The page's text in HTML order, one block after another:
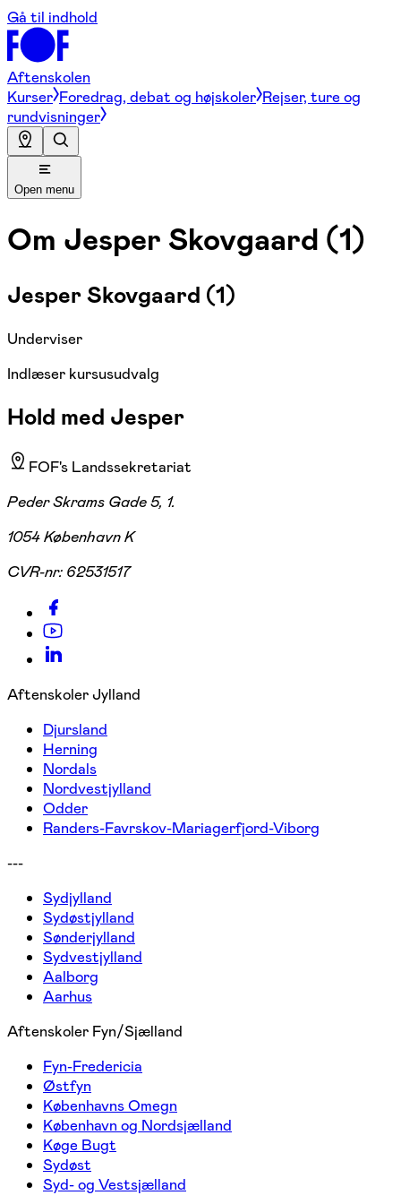
Gå til indhold
Aftenskolen
Kurser Foredrag, debat og højskoler Rejser, ture og
rundvisninger
Open menu
Om Jesper Skovgaard (1)
Jesper Skovgaard (1)
Underviser
Indlæser kursusudvalg
Hold med Jesper
FOF's Landssekretariat
Peder Skrams Gade 5, 1.
1054 København K
CVR-nr: 62531517
Aftenskoler Jylland
Djursland
Herning
Nordals
Nordvestjylland
Odder
Randers-Favrskov-Mariagerfjord-Viborg
---
Sydjylland
Sydøstjylland
Sønderjylland
Sydvestjylland
Aalborg
Aarhus
Aftenskoler Fyn/Sjælland
Fyn-Fredericia
Østfyn
Københavns Omegn
København og Nordsjælland
Køge Bugt
Sydøst
Syd- og Vestsjælland